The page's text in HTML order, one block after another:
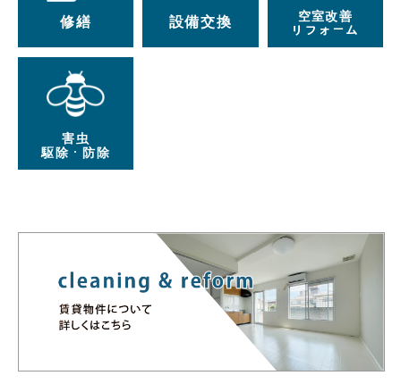
修繕 設備交換
空室改善
リフォーム
害虫
駆除・防除